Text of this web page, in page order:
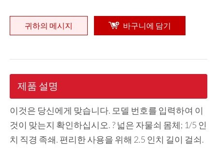
귀하의 메시지 바구니에 담기
제품 설명
이것은 당신에게 맞습니다. 모델 번호를 입력하여 이
것이 맞는지 확인하십시오. ? 넓은 자물쇠 몸체; 1/5 인
치 직경 족쇄. 편리한 사용을 위해 2.5 인치 길이 걸쇠.